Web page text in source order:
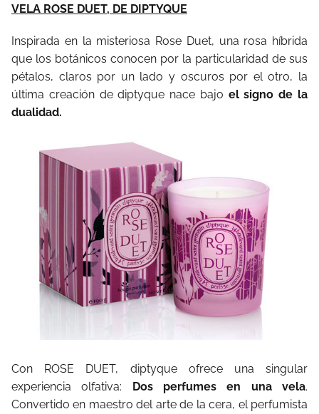
VELA ROSE DUET, DE DIPTYQUE
Inspirada en la misteriosa Rose Duet, una rosa híbrida
que los botánicos conocen por la particularidad de sus
pétalos, claros por un lado y oscuros por el otro, la
última creación de diptyque nace bajo el signo de la
dualidad.
Con ROSE DUET, diptyque ofrece una singular
experiencia olfativa: Dos perfumes en una vela.
Convertido en maestro del arte de la cera, el perfumista